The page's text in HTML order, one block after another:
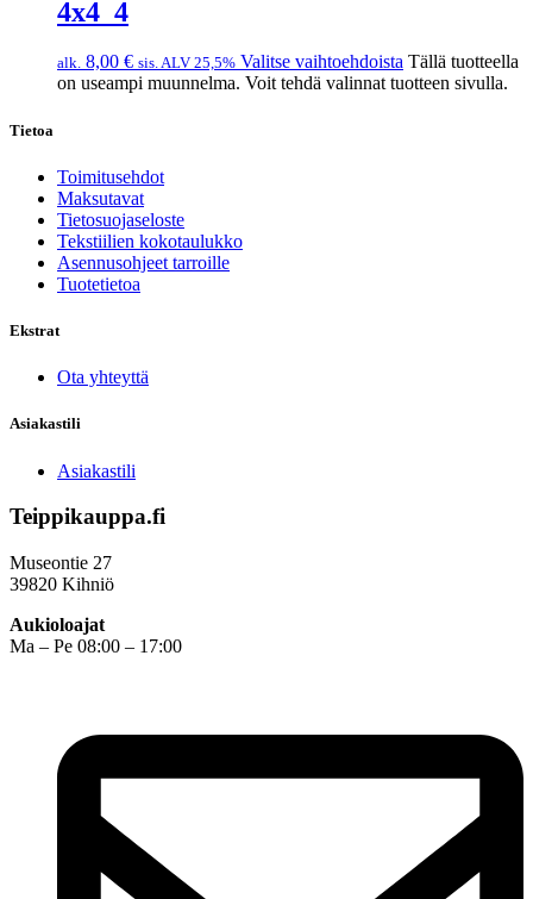
4x4_4
alk. 8,00 € sis. ALV 25,5% Valitse vaihtoehdoista Tällä tuotteella
on useampi muunnelma. Voit tehdä valinnat tuotteen sivulla.
Tietoa
Toimitusehdot
Maksutavat
Tietosuojaseloste
Tekstiilien kokotaulukko
Asennusohjeet tarroille
Tuotetietoa
Ekstrat
Ota yhteyttä
Asiakastili
Asiakastili
Teippikauppa.fi
Museontie 27
39820 Kihniö
Aukioloajat
Ma – Pe 08:00 – 17:00